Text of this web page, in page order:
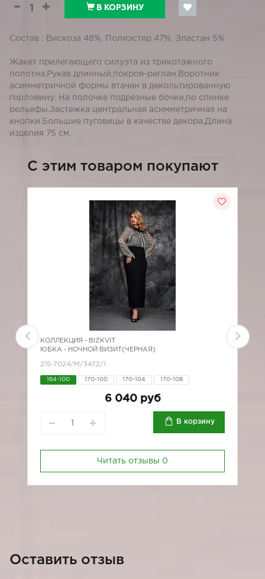
В КОРЗИНУ
Состав : Вискоза 48%, Полиэстер 47%, Эластан 5%
Жакет прилегающего силуэта из трикотажного
полотна.Рукав длинный,покроя-реглан.Воротник
асимметричной формы втачан в декольтированную
горловину. На полочке подрезные бочки,по спинке
рельефы.Застежка центральная асимметричная на
кнопки.Большие пуговицы в качестве декора.Длина
изделия 75 см.
C этим товаром покупают
КОЛЛЕКЦИЯ - BIZKVIT
ЮБКА - НОЧНОЙ ВИЗИТ(ЧЕРНАЯ)
215-7024/M/3472/1
164-100 170-100 170-104 170-108
6 040 руб
В корзину
Читать отзывы 0
Оставить отзыв